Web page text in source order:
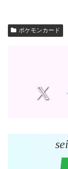
ポケモンカード